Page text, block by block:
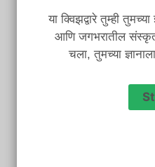
या क्विझद्वारे तुम्ही
आणि जगभरातील
चला, तुमच्या